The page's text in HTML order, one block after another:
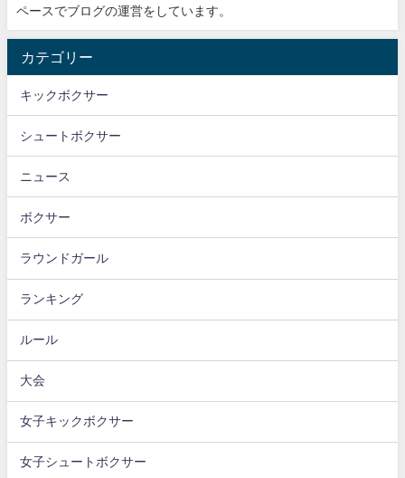
ペースでブログの運営をしています。
カテゴリー
キックボクサー
シュートボクサー
ニュース
ボクサー
ラウンドガール
ランキング
ルール
大会
女子キックボクサー
女子シュートボクサー